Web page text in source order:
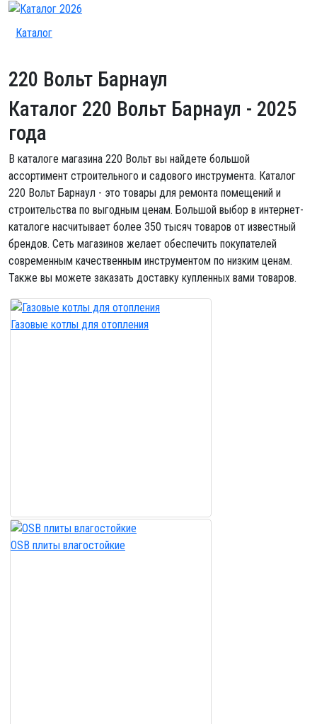
Каталог
220 Вольт Барнаул
Каталог 220 Вольт Барнаул - 2025
года
В каталоге магазина 220 Вольт вы найдете большой
ассортимент строительного и садового инструмента. Каталог
220 Вольт Барнаул - это товары для ремонта помещений и
строительства по выгодным ценам. Большой выбор в интернет-
каталоге насчитывает более 350 тысяч товаров от известный
брендов. Сеть магазинов желает обеспечить покупателей
современным качественным инструментом по низким ценам.
Также вы можете заказать доставку купленных вами товаров.
Газовые котлы для отопления
OSB плиты влагостойкие